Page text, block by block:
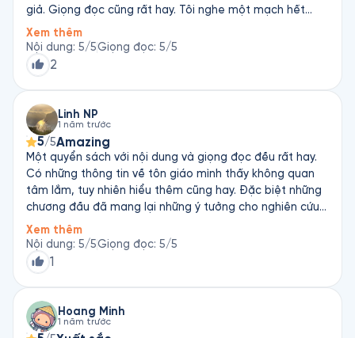
giả. Giọng đọc cũng rất hay. Tôi nghe một mạch hết
quyển sách này và đã mua sách giấy để có thể highlight
những điều tâm đắc.
Xem thêm
Nội dung: 5/5Giọng đọc: 5/5
2
Linh NP
1 năm trước
5/5Amazing
Một quyển sách với nội dung và giọng đọc đều rất hay.
Có những thông tin về tôn giáo mình thấy không quan
tâm lắm, tuy nhiên hiểu thêm cũng hay. Đặc biệt những
chương đầu đã mang lại những ý tưởng cho nghiên cứu
của chính mình. Chương 9 đã tháo gỡ được 1 vài nút thắt
khi tôi đang trong một trạng thái hỗn loạn, ít ra tôi cũng
đã định nghĩa được cơn sóng trong tâm hồn. Ý tưởng
thực hành chánh niêm với trẻ bằng 1 cái chai với cát và
nước rất tuyệt: "Lắc chai lên sẽ trông như một cơn bão.
Khi để chai yên vị một chỗ, cát sẽ lắng xuống với mặt
nước trong trẻo bên trên". Các chương cuối như nuôi
Xem thêm
Nội dung: 5/5Giọng đọc: 5/5
1
Hoang Minh
1 năm trước